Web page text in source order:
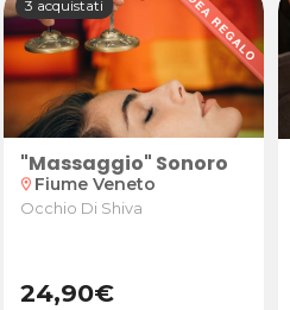
da Daniel
o piede da
Perez Arte Capelli a
e piega
piega fashion
3 acquistati
"Massaggio" Sonoro
location_on Fiume Veneto
Occhio Di Shiva
24,90€